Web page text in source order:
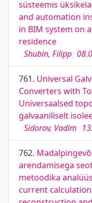
süsteemis
and automation
in BIM system on
residence
Shubin, Filipp
761. Universal
Converters with
Universaalsed
galvaaniliselt
Sidorov, Vadim
762.
arendamisega
metoodika
current